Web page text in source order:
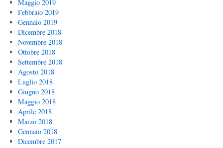
Maggio 2019
Febbraio 2019
Gennaio 2019
Dicembre 2018
Novembre 2018
Ottobre 2018
Settembre 2018
Agosto 2018
Luglio 2018
Giugno 2018
Maggio 2018
Aprile 2018
Marzo 2018
Gennaio 2018
Dicembre 2017